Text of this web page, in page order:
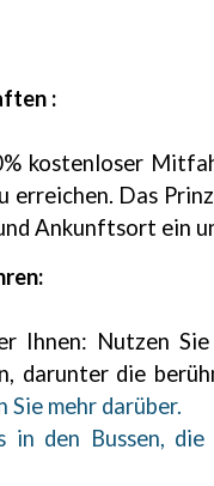
:
kostenloser
erreichen. Das
Ankunftsort ein
Ihnen: Nutzen
darunter die
Sie mehr darüber.
in den Bussen,